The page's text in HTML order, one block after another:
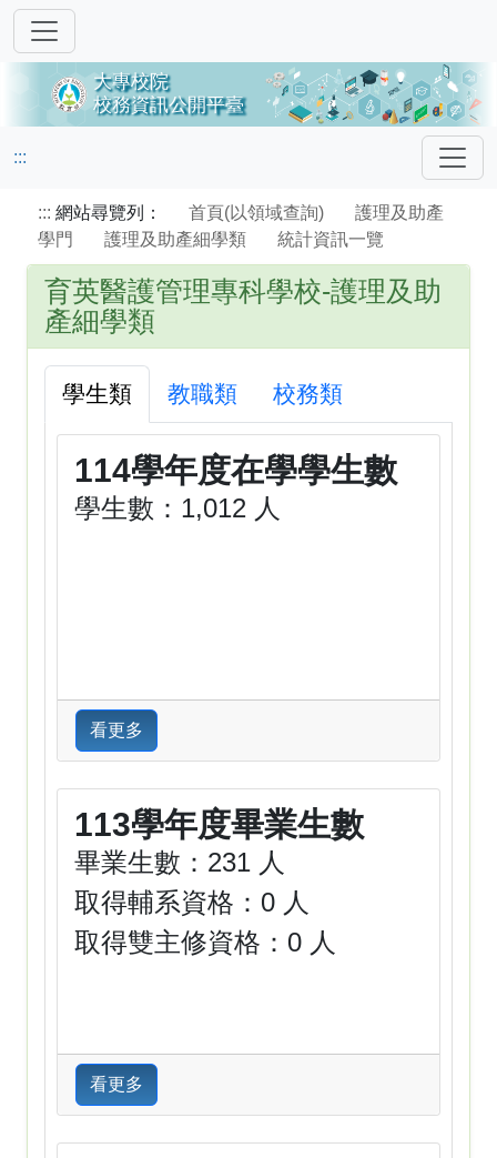
:::
::: 網站尋覽列： 首頁(以領域查詢)
護理及助產
學門
護理及助產細學類 統計資訊一覽
育英醫護管理專科學校-護理及助
產細學類
學生類 教職類 校務類
114學年度在學學生數
學生數：1,012 人
看更多
113學年度畢業生數
畢業生數：231 人
取得輔系資格：0 人
取得雙主修資格：0 人
看更多